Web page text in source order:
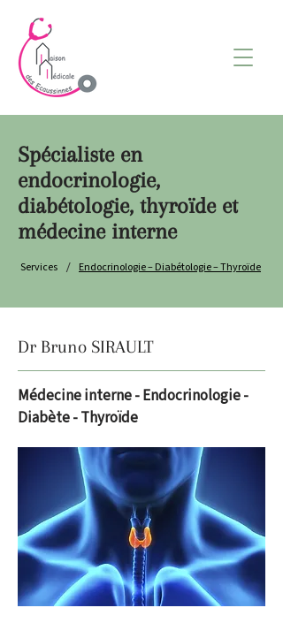
Spécialiste en
endocrinologie,
diabétologie, thyroïde et
médecine interne
Services / Endocrinologie – Diabétologie – Thyroïde
Dr Bruno SIRAULT
Médecine interne - Endocrinologie -
Diabète - Thyroïde